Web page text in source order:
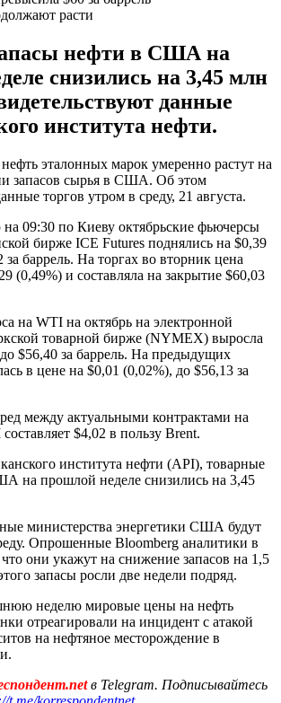
расти
нефти в США на
снизились на 3,45 млн
данные
института нефти.
эталонных марок умеренно растут на
запасов сырья в США. Об этом
торгов утром в среду, 21 августа.
09:30 по Киеву октябрьские фьючерсы
бирже ICE Futures поднялись на $0,39
баррель. На торгах во вторник цена
(0,49%) и составляла на закрытие $60,03
на WTI на октябрь на электронной
товарной бирже (NYMEX) выросла
$56,40 за баррель. На предыдущих
в цене на $0,01 (0,02%), до $56,13 за
между актуальными контрактами на
$4,02 в пользу Brent.
института нефти (API), товарные
на прошлой неделе снизились на 3,45
министерства энергетики США будут
Опрошенные Bloomberg аналитики в
они укажут на снижение запасов на 1,5
запасы росли две недели подряд.
неделю мировые цены на нефть
отреагировали на инцидент с атакой
на нефтяное месторождение в
в Telegram. Подписывайтесь